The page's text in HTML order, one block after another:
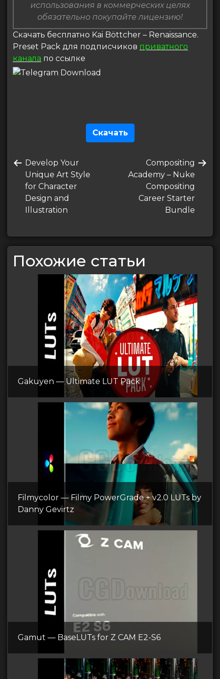
использования в коммерческих целях
обязательно покупайте лицензию!
Скачать бесплатно Kai Böttcher – Renaissance.
Preset Pack для подписчиков приватного
канала по ссылке
Скачать
по
записям
Предыдущая
запись
Develop Your
Unique Art Style
for Character
Design and
Illustration
Следующая
запись
Compositing
Academy – Nuke
Compositing
Career Starter
Bundle
Похожие статьи
Gakuyen — Ultimate LUT Pack
Filmycolor — Filmy PowerGrade + v2.0 LUTs by
Danny Gevirtz
Gamut — BaseLUTs for Z CAM E2-S6